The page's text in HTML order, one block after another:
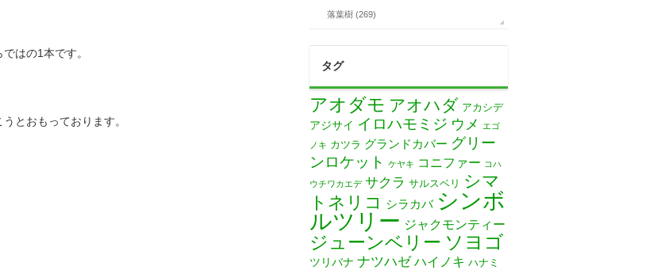
はの1本です。
とおもっております。
落葉樹 (269)
タグ
アオダモ アオハダ アカシデ
アジサイ イロハモミジ ウメ
エゴ
ノキ カツラ グランドカバー グリー
ンロケット
ケヤキ コニファー コハ
ウチワカエデ サクラ サルスベリ シマ
トネリコ
シラカバ シンボ
ルツリー ジャクモンティー
ジューンベリー ソヨゴ
ツリバナ ナツハゼ ハイノキ ハナミ